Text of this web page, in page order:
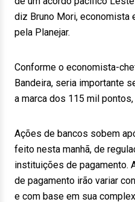
diz Bruno Mori, economista
pela Planejar.
Conforme o economista-
Bandeira, seria importante
a marca dos 115 mil
Ações de bancos sobem
feito nesta manhã, de
instituições de pagamento.
de pagamento irão variar
e com base em sua